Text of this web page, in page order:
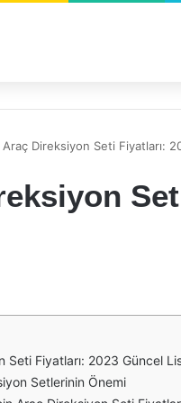
Araç Direksiyon Seti Fiyatları:
Seti Fiyatları: 2023 Güncel
Setlerinin Önemi